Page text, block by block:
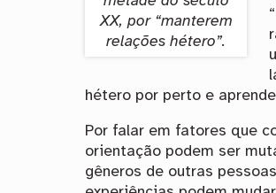
XX, por “manterem
relações hétero”.
hétero por perto e
Por falar em fatores que
orientação podem ser
gêneros de outras